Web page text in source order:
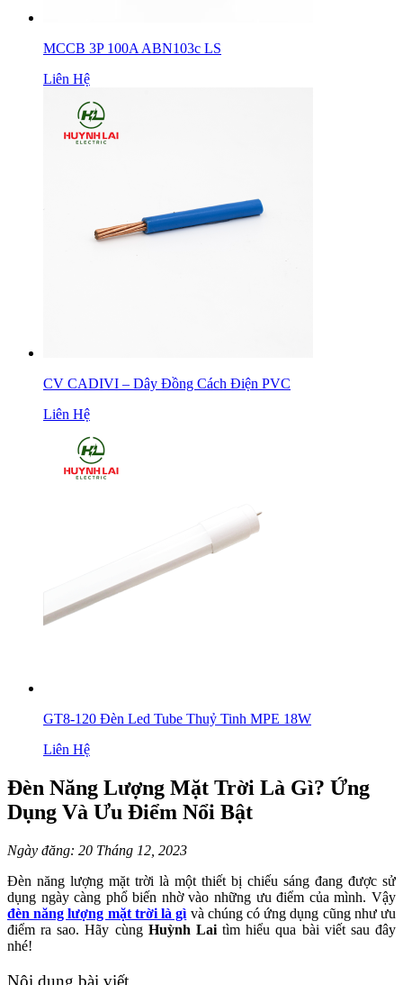
MCCB 3P 100A ABN103c LS
Liên Hệ
CV CADIVI – Dây Đồng Cách Điện PVC
Liên Hệ
GT8-120 Đèn Led Tube Thuỷ Tinh MPE 18W
Liên Hệ
Đèn Năng Lượng Mặt Trời Là Gì? Ứng
Dụng Và Ưu Điểm Nổi Bật
Ngày đăng: 20 Tháng 12, 2023
Đèn năng lượng mặt trời là một thiết bị chiếu sáng đang được sử
dụng ngày càng phổ biến nhờ vào những ưu điểm của mình. Vậy
đèn năng lượng mặt trời là gì và chúng có ứng dụng cũng như ưu
điểm ra sao. Hãy cùng Huỳnh Laitìm hiểu qua bài viết sau đây
nhé!
Nội dung bài viết